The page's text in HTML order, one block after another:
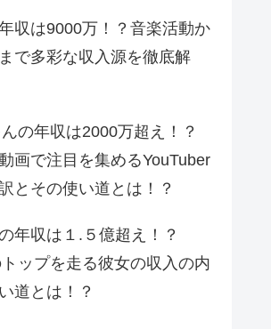
収は9000万！？音楽活動か
で多彩な収入源を徹底解
の年収は2000万超え！？
画で注目を集めるYouTuber
とその使い道とは！？
年収は１.５億超え！？
ップを走る彼女の収入の内
道とは！？